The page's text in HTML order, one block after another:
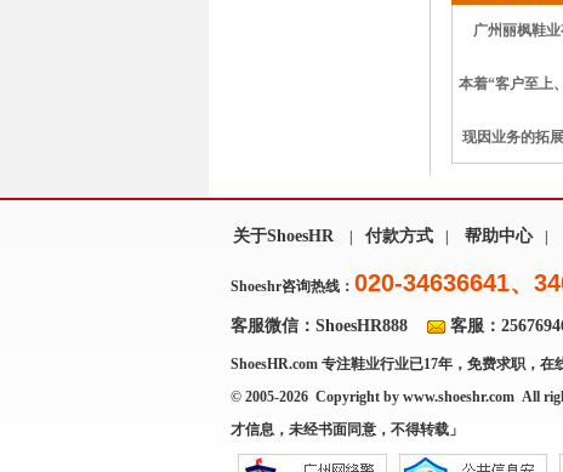
广州丽枫鞋业
本着“客户至上
现因业务的拓
关于ShoesHR 付款方式 帮助中心
Shoeshr咨询热线： 020-34636641、
客服微信：ShoesHR888 客服：
ShoesHR.com 专注鞋业行业已17年，免费求职，在
© 2005-2026 Copyright by www.shoeshr.com All
才信息，未经书面同意，不得转载」